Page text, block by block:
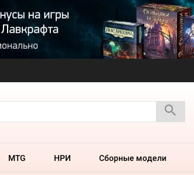
MTG НРИ Сборные модели